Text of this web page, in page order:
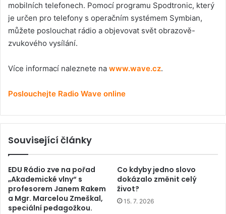
mobilních telefonech. Pomocí programu Spodtronic, který
je určen pro telefony s operačním systémem Symbian,
můžete poslouchat rádio a objevovat svět obrazově-
zvukového vysílání.
Více informací naleznete na www.wave.cz.
Poslouchejte Radio Wave online
Související články
EDU Rádio zve na pořad
„Akademické vlny“ s
profesorem Janem Rakem
a Mgr. Marcelou Zmeškal,
speciální pedagožkou.
Co kdyby jedno slovo
dokázalo změnit celý
život?
15. 7. 2026